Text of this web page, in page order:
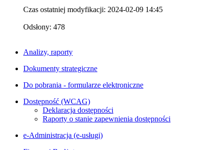
Czas ostatniej modyfikacji: 2024-02-09 14:45
Odsłony: 478
Analizy, raporty
Dokumenty strategiczne
Do pobrania - formularze elektroniczne
Dostępność (WCAG)
Deklaracja dostępności
Raporty o stanie zapewnienia dostępności
e-Administracja (e-usługi)